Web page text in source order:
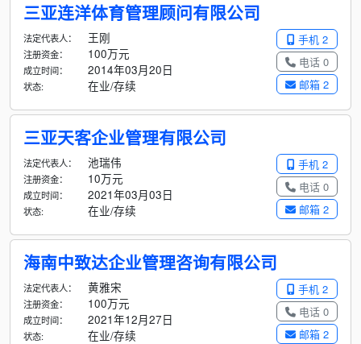
三亚连洋体育管理顾问有限公司
手机 2
电话 0
邮箱 2
法定代表人： 王刚
注册资金： 100万元
成立时间： 2014年03月20日
状态: 在业/存续
三亚天客企业管理有限公司
手机 2
电话 0
邮箱 2
法定代表人： 池瑞伟
注册资金： 10万元
成立时间： 2021年03月03日
状态: 在业/存续
海南中致达企业管理咨询有限公司
手机 2
电话 0
邮箱 2
法定代表人： 黄雅宋
注册资金： 100万元
成立时间： 2021年12月27日
状态: 在业/存续